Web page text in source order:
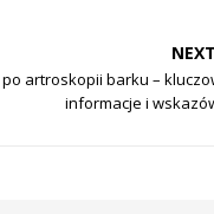
NEXT
artroskopii barku –
informacje i